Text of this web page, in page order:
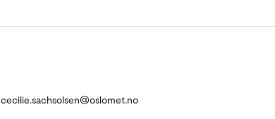
cecilie.sachsolsen@oslomet.no